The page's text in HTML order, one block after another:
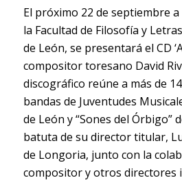
El próximo 22 de septiembre
la Facultad de Filosofía y
de León, se presentará el CD
compositor toresano David
discográfico reúne a más de
bandas de Juventudes
de León y “Sones del Órbigo”
batuta de su director titular,
de Longoria, junto con la
compositor y otros directores